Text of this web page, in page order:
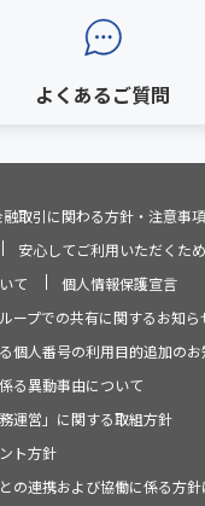
よくあるご質問
融取引に関わる方針・注意事項
安心してご利用いただくた
て
個人情報保護宣言
ープでの共有に関するお知ら
個人番号の利用目的追加の
る異動事由について
運営」に関する取組方針
ト方針
の連携および協働に係る方針